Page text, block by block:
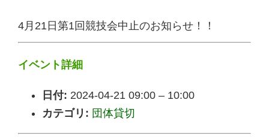
4月21日第1回競技会中止のお知らせ！！
イベント詳細
日付: 2024-04-21 09:00 – 10:00
カテゴリ: 団体貸切